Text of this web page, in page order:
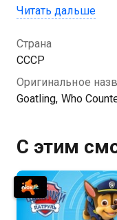
отправляться в
Читать дальше
Страна
СССР
Оригинальное
Goatling, Who
С этим